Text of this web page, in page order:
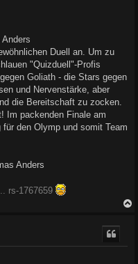
Duell an. Um zu
"Quizduell"-Profis
Goliath - die Stars gegen
und Nervenstärke, aber
die Bereitschaft zu zocken.
Im packenden Finale am
den Olymp und somit Team
Anders
rs-1767659